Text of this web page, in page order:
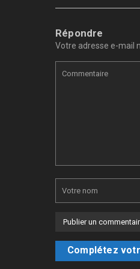
Répondre
Votre adresse e-mail
Complétez